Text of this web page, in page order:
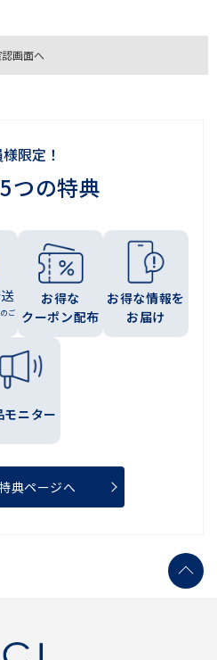
限定！
つの特典
ご
お得な
クーポン配布
お得な情報を
お届け
モニター
典ページへ